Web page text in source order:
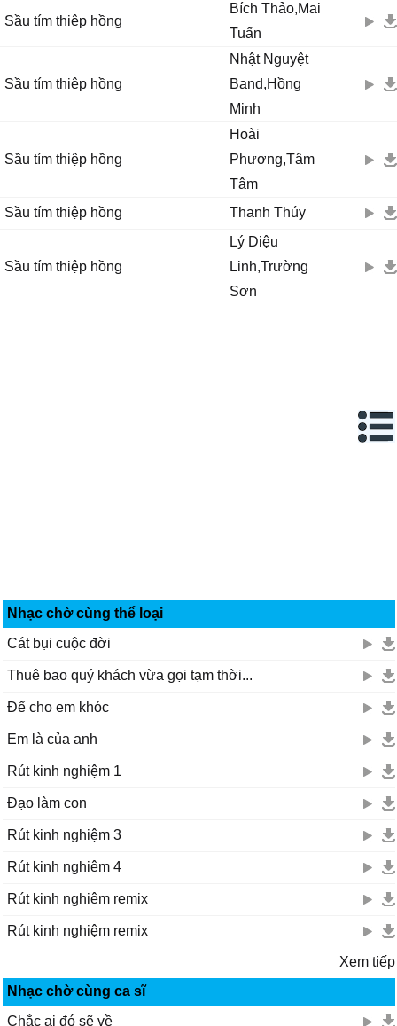
Sầu tím thiệp hồng
Bích Thảo,Mai
Tuấn
Sầu tím thiệp hồng
Nhật Nguyệt
Band,Hồng
Minh
Sầu tím thiệp hồng
Hoài
Phương,Tâm
Tâm
Sầu tím thiệp hồng
Thanh Thúy
Sầu tím thiệp hồng
Lý Diệu
Linh,Trường
Sơn
Nhạc chờ cùng thể loại
Cát bụi cuộc đời
Thuê bao quý khách vừa gọi tạm thời...
Để cho em khóc
Em là của anh
Rút kinh nghiệm 1
Đạo làm con
Rút kinh nghiệm 3
Rút kinh nghiệm 4
Rút kinh nghiệm remix
Rút kinh nghiệm remix
Xem tiếp
Nhạc chờ cùng ca sĩ
Chắc ai đó sẽ về